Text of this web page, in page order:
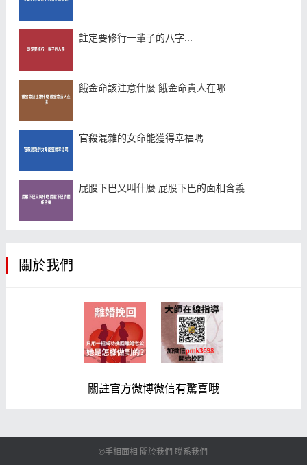
註定要修行一輩子的八字...
餓金命該注意什麼 餓金命貴人在哪...
官殺混雜的女命能獲得幸福嗎...
屁股下巴又叫什麼 屁股下巴的面相含義...
關於我們
關註官方微博微信有驚喜哦
©手相面相 關於我們 聯系我們